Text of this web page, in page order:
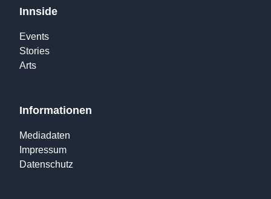
Innside
Events
Stories
Arts
Informationen
Mediadaten
Impressum
Datenschutz